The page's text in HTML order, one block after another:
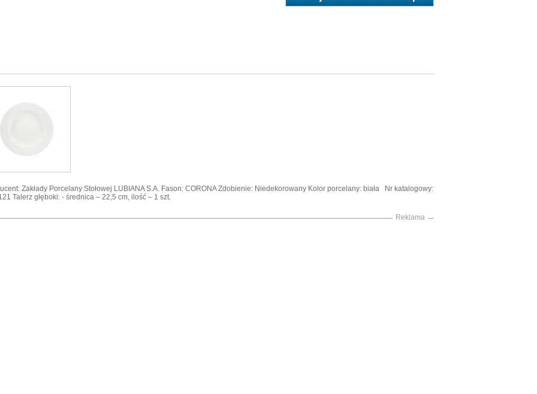
Zakłady Porcelany Stołowej LUBIANA S.A. Fason: CORONA Zdobienie: Niedekorowany Kolor porcelany: biała Nr katalogowy:
Talerz głęboki: - średnica – 22,5 cm, ilość – 1 szt.
Reklama